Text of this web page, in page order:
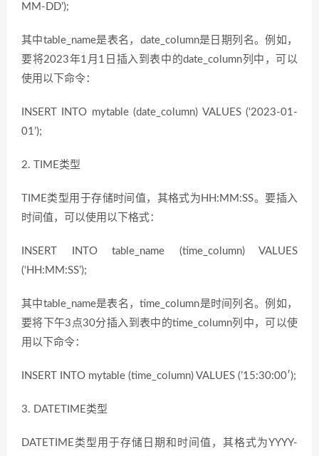
MM-DD’);
其中table_name是表名，date_column是日期列名。例如，
要将2023年1月1日插入到表中的date_column列中，可以
使用以下命令：
INSERT INTO mytable (date_column) VALUES (‘2023-01-
01’);
2. TIME类型
TIME类型用于存储时间值，其格式为HH:MM:SS。要插入
时间值，可以使用以下格式：
INSERT INTO table_name (time_column) VALUES
(‘HH:MM:SS’);
其中table_name是表名，time_column是时间列名。例如，
要将下午3点30分插入到表中的time_column列中，可以使
用以下命令：
INSERT INTO mytable (time_column) VALUES (’15:30:00′);
3. DATETIME类型
DATETIME类型用于存储日期和时间值，其格式为YYYY-